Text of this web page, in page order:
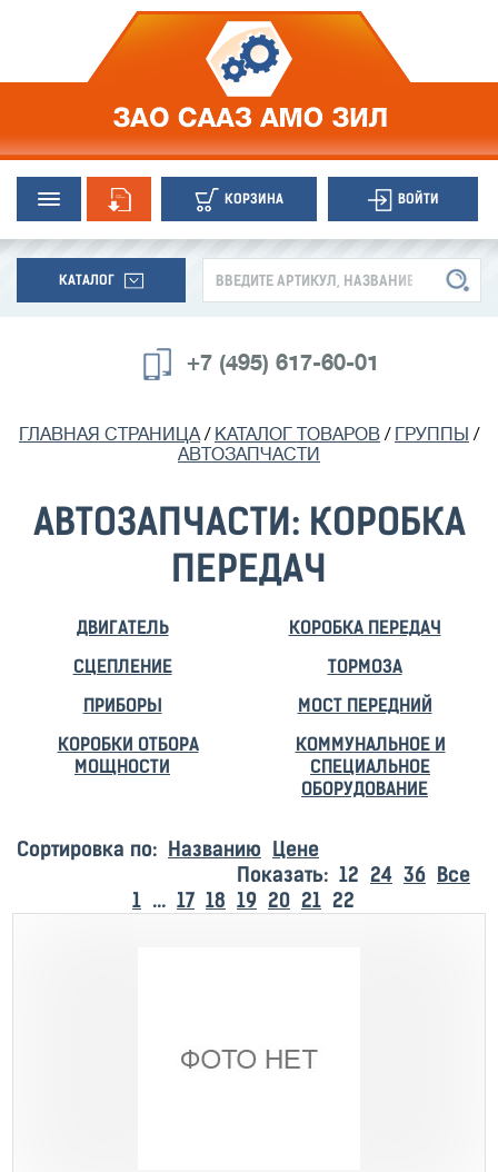
+7 (495) 617-60-01
КАТАЛОГ
КОРЗИНА ВОЙТИ
ГЛАВНАЯ СТРАНИЦА/ КАТАЛОГ ТОВАРОВ/ ГРУППЫ /
АВТОЗАПЧАСТИ
АВТОЗАПЧАСТИ: КОРОБКА
ПЕРЕДАЧ
ДВИГАТЕЛЬ
КОРОБКА ПЕРЕДАЧ
СЦЕПЛЕНИЕ
ТОРМОЗА
ПРИБОРЫ
МОСТ ПЕРЕДНИЙ
КОРОБКИ ОТБОРА
МОЩНОСТИ
КОММУНАЛЬНОЕ И
СПЕЦИАЛЬНОЕ
ОБОРУДОВАНИЕ
Сортировка по: Названию Цене
Показать: 12 24 36 Все
1 ... 17 18 19 20 21 22